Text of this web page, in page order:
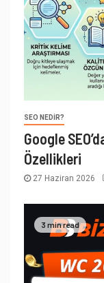
SEO NEDIR?
Google
Özellikleri
27 Haziran 2026
3 min read